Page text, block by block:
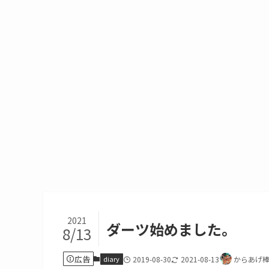
ダーツ始めました。
2021
8/13
広告 diary 2019-08-30 2021-08-13 からあげ棒